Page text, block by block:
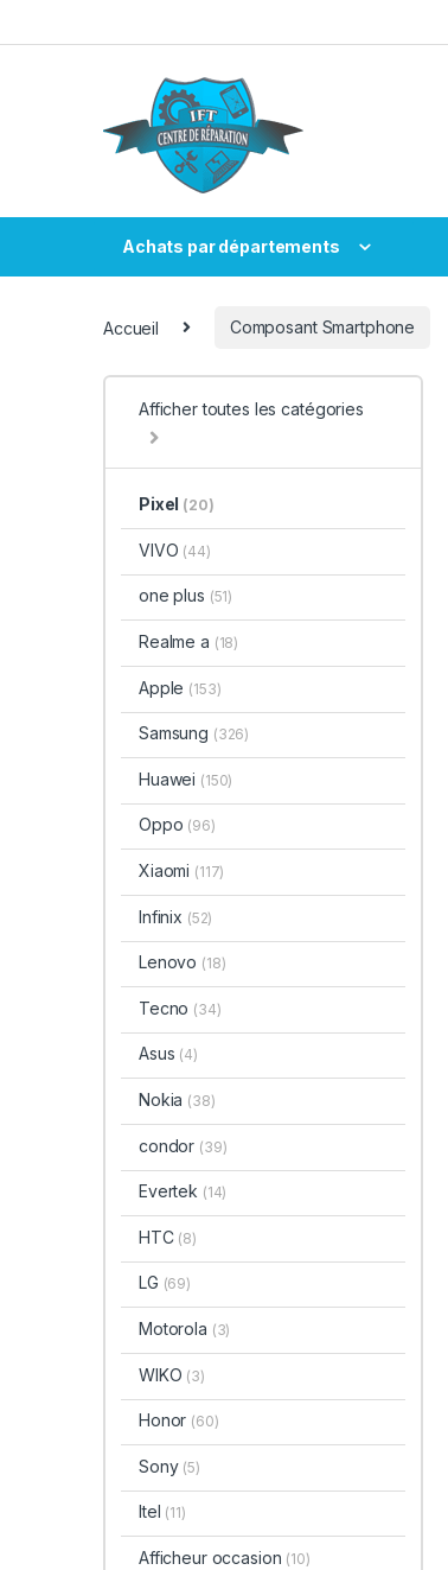
Achats par départements
Accueil Composant Smartphone
Afficher toutes les catégories
Pixel (20)
VIVO (44)
one plus (51)
Realme a (18)
Apple (153)
Samsung (326)
Huawei (150)
Oppo (96)
Xiaomi (117)
Infinix (52)
Lenovo (18)
Tecno (34)
Asus (4)
Nokia (38)
condor (39)
Evertek (14)
HTC (8)
LG (69)
Motorola (3)
WIKO (3)
Honor (60)
Sony (5)
Itel (11)
Afficheur occasion (10)